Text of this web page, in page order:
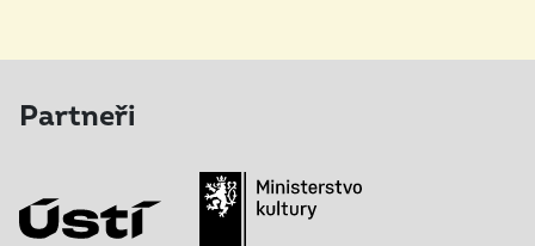
Partneři